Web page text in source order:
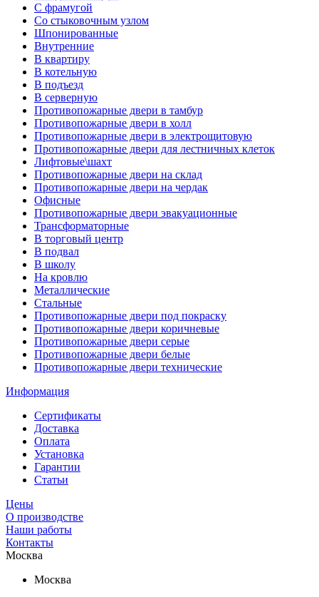
С фрамугой
Со стыковочным узлом
Шпонированные
Внутренние
В квартиру
В котельную
В подъезд
В серверную
Противопожарные двери в тамбур
Противопожарные двери в холл
Противопожарные двери в электрощитовую
Противопожарные двери для лестничных клеток
Лифтовые\шахт
Противопожарные двери на склад
Противопожарные двери на чердак
Офисные
Противопожарные двери эвакуационные
Трансформаторные
В торговый центр
В подвал
В школу
На кровлю
Металлические
Стальные
Противопожарные двери под покраску
Противопожарные двери коричневые
Противопожарные двери серые
Противопожарные двери белые
Противопожарные двери технические
Информация
Сертификаты
Доставка
Оплата
Установка
Гарантии
Статьи
Цены
О производстве
Наши работы
Контакты
Москва
Москва